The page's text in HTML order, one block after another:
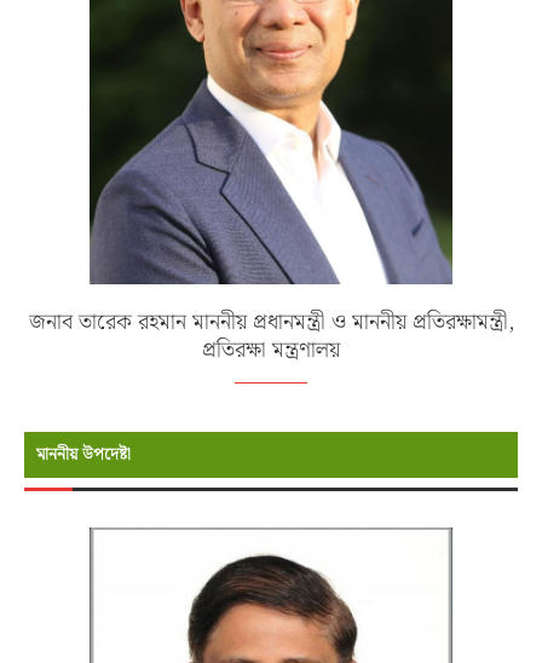
জনাব তারেক রহমান মাননীয় প্রধানমন্ত্রী ও মাননীয় প্রতিরক্ষামন্ত্রী,
প্রতিরক্ষা মন্ত্রণালয়
মাননীয় উপদেষ্টা